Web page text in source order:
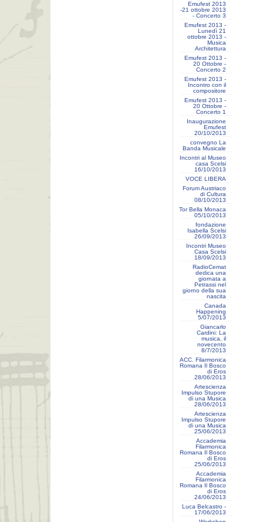
Emufest 2013
-21 ottobre 2013
- Concerto 3
Emufest 2013 -
Lunedì 21
ottobre 2013 -
Musica
Architettura
Emufest 2013 -
20 Ottobre -
Concerto 2
Emufest 2013 -
Incontro con il
compositore
Emufest 2013 -
20 Ottobre -
Concerto 1
Inaugurazione
Emufest
20/10/2013
convegno La
Banda Musicale
Incontri al Museo
casa Scelsi
16/10/2013
VOCE LIBERA
Forum Austriaco
di Cultura
08/10/2013
Tor Bella Monaca
05/10/2013
fondazione
Isabella Scelsi
26/09/2013
Incontri Museo
Casa Scelsi
18/09/2013
RadioCemat
dedica una
giornata a
Petrassi nel
giorno della sua
nascita
Canada
Happening
5/07/2013
Giancarlo
Cardini: La
musica, il
novecento
8/7/2013
ACC. Filarmonica
Romana Il Bosco
di Eros
28/06/2013
Artescienza
Impulso Stupore
di una Musica
28/06/2013
Artescienza
Impulso Stupore
di una Musica
25/06/2013
Accademia
Filarmonica
Romana Il Bosco
di Eros
25/06/2013
Accademia
Filarmonica
Romana Il Bosco
di Eros
24/06/2013
Luca Belcastro -
17/06/2013